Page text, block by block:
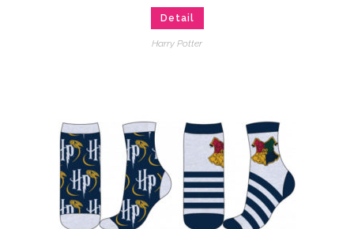
Detail
Harry Potter